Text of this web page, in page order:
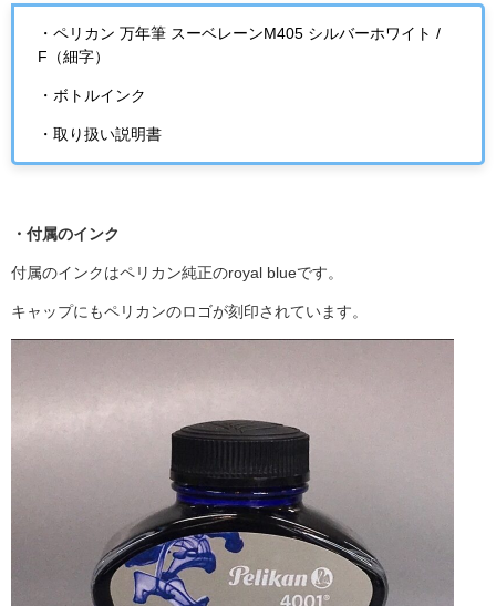
・ペリカン 万年筆 スーベレーンM405 シルバーホワイト /
F（細字）
・ボトルインク
・取り扱い説明書
・付属のインク
付属のインクはペリカン純正のroyal blueです。
キャップにもペリカンのロゴが刻印されています。